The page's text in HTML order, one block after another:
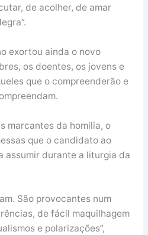
de acolher, de amar
exortou ainda o novo
os doentes, os jovens e
que o compreenderão e
marcantes da homilia, o
que o candidato ao
assumir durante a liturgia da
São provocantes num
de fácil maquilhagem
e polarizações”,